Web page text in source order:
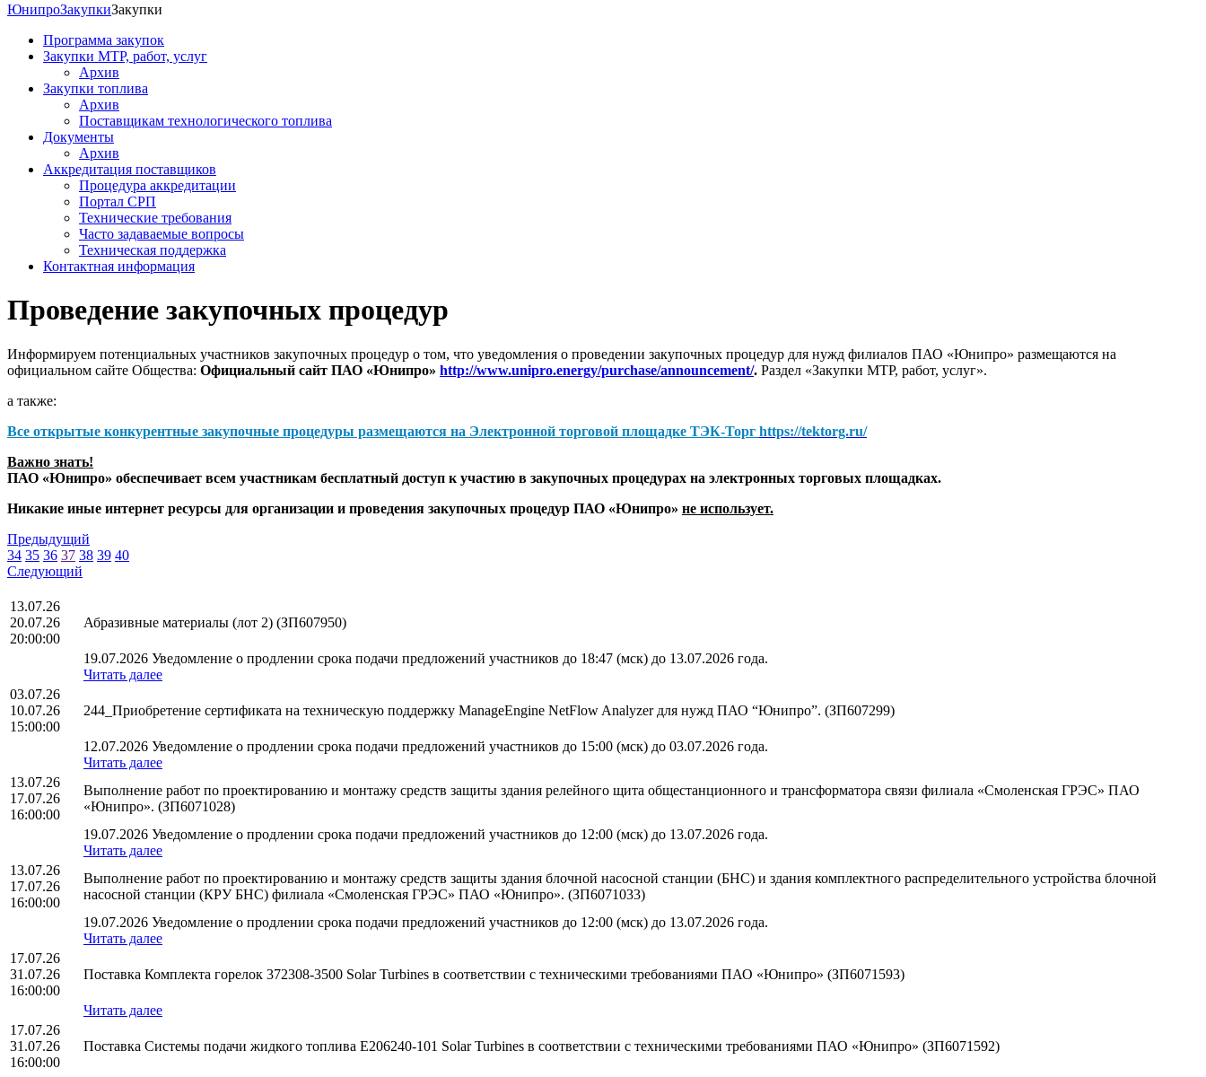
ЮнипроЗакупкиЗакупки
Программа закупок
Закупки МТР, работ, услуг
Архив
Закупки топлива
Архив
Поставщикам технологического топлива
Документы
Архив
Аккредитация поставщиков
Процедура аккредитации
Портал СРП
Технические требования
Часто задаваемые вопросы
Техническая поддержка
Контактная информация
Проведение закупочных процедур
Информируем потенциальных участников закупочных процедур о том, что уведомления о проведении закупочных процедур для нужд филиалов ПАО «Юнипро» размещаются на
официальном сайте Общества: Официальный сайт ПАО «Юнипро» http://www.unipro.energy/purchase/announcement/. Раздел «Закупки МТР, работ, услуг».
а также:
Все открытые конкурентные закупочные процедуры размещаются на Электронной торговой площадке ТЭК-Торг https://tektorg.ru/
Важно знать!
ПАО «Юнипро» обеспечивает всем участникам бесплатный доступ к участию в закупочных процедурах на электронных торговых площадках.
Никакие иные интернет ресурсы для организации и проведения закупочных процедур ПАО «Юнипро» не использует.
Предыдущий
34 35 36 37 38 39 40
Следующий
13.07.26
20.07.26
20:00:00
Абразивные материалы (лот 2) (ЗП607950)
19.07.2026 Уведомление о продлении срока подачи предложений участников до 18:47 (мск) до 13.07.2026 года.
Читать далее
03.07.26
10.07.26
15:00:00
244_Приобретение сертификата на техническую поддержку ManageEngine NetFlow Analyzer для нужд ПАО “Юнипро”. (ЗП607299)
12.07.2026 Уведомление о продлении срока подачи предложений участников до 15:00 (мск) до 03.07.2026 года.
Читать далее
13.07.26
17.07.26
16:00:00
Выполнение работ по проектированию и монтажу средств защиты здания релейного щита общестанционного и трансформатора связи филиала «Смоленская ГРЭС» ПАО
«Юнипро». (ЗП6071028)
19.07.2026 Уведомление о продлении срока подачи предложений участников до 12:00 (мск) до 13.07.2026 года.
Читать далее
13.07.26
17.07.26
16:00:00
Выполнение работ по проектированию и монтажу средств защиты здания блочной насосной станции (БНС) и здания комплектного распределительного устройства блочной
насосной станции (КРУ БНС) филиала «Смоленская ГРЭС» ПАО «Юнипро». (ЗП6071033)
19.07.2026 Уведомление о продлении срока подачи предложений участников до 12:00 (мск) до 13.07.2026 года.
Читать далее
17.07.26
31.07.26
16:00:00
Поставка Комплекта горелок 372308-3500 Solar Turbines в соответствии с техническими требованиями ПАО «Юнипро» (ЗП6071593)
Читать далее
17.07.26
31.07.26
16:00:00
Поставка Системы подачи жидкого топлива E206240-101 Solar Turbines в соответствии с техническими требованиями ПАО «Юнипро» (ЗП6071592)